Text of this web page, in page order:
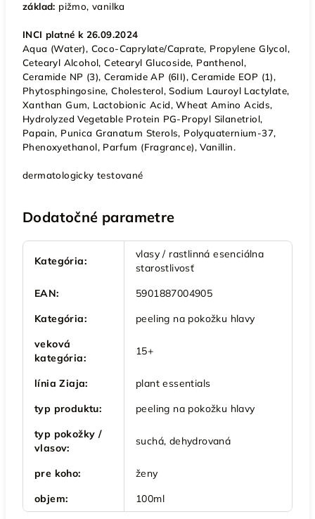
základ: pižmo, vanilka
INCI platné k 26.09.2024
Aqua (Water), Coco-Caprylate/Caprate, Propylene Glycol,
Cetearyl Alcohol, Cetearyl Glucoside, Panthenol,
Ceramide NP (3), Ceramide AP (6II), Ceramide EOP (1),
Phytosphingosine, Cholesterol, Sodium Lauroyl Lactylate,
Xanthan Gum, Lactobionic Acid, Wheat Amino Acids,
Hydrolyzed Vegetable Protein PG-Propyl Silanetriol,
Papain, Punica Granatum Sterols, Polyquaternium-37,
Phenoxyethanol, Parfum (Fragrance), Vanillin.
dermatologicky testované
Dodatočné parametre
Kategória:
vlasy / rastlinná esenciálna
starostlivosť
EAN:
5901887004905
Kategória:
peeling na pokožku hlavy
veková
kategória:
15+
línia Ziaja:
plant essentials
typ produktu:
peeling na pokožku hlavy
typ pokožky /
vlasov:
suchá, dehydrovaná
pre koho:
ženy
objem: 100ml